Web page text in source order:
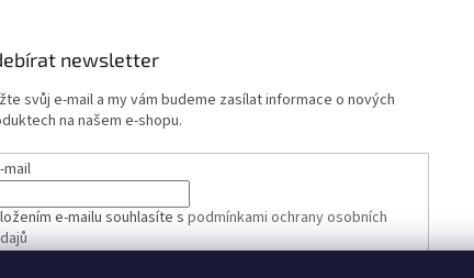
newsletter
svůj e-mail a my vám budeme zasílat informace o nových
na našem e-shopu.
mail
e-mailu souhlasíte spodmínkami ochrany osobních